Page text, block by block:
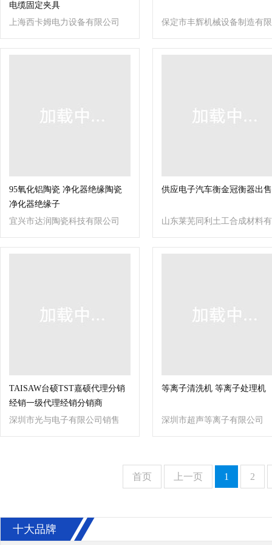
电缆固定夹具
上海西卡姆电力设备有限公司
保定市丰辉机械设备制造有限
公司
95氧化铝陶瓷 净化器绝缘陶瓷
净化器绝缘子
宜兴市达润陶瓷科技有限公司
供应电子汽车衡金冠衡器出售
山东莱芜同利土工合成材料有
限公司
TAISAW台硕TST嘉硕代理分销
经销一级代理经销分销商
深圳市光与电子有限公司销售
二组
等离子清洗机 等离子处理机
深圳市超声等离子有限公司
首页 上一页 1 2
十大品牌